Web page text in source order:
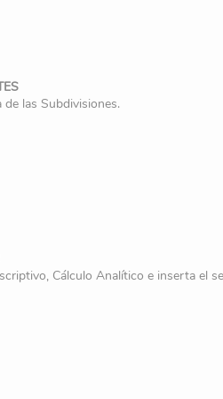
de las Subdivisiones.
Cálculo Analítico e inserta el